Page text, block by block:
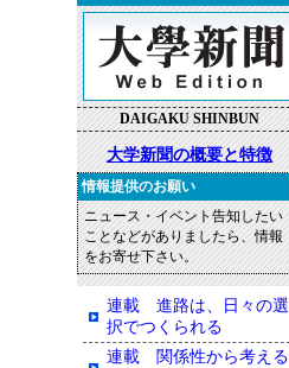
DAIGAKU SHINBUN
大学新聞の概要と特徴
情報提供のお願い
ニュース・イベント告知したい
ことなどがありましたら、情報
をお寄せ下さい。
連載 進路は、日々の選
択でつくられる
連載 関係性から考える